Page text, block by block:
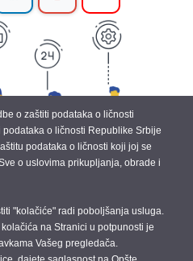
o zaštiti podataka o ličnosti
o ličnosti Republike Srbije
podataka o ličnosti koji joj se
o uslovima prikupljanja, obrade i
"kolačiće" radi poboljšanja usluga.
na Stranici u potpunosti je
Vašeg pregledača.
Conditions|Data Protection|Cookies